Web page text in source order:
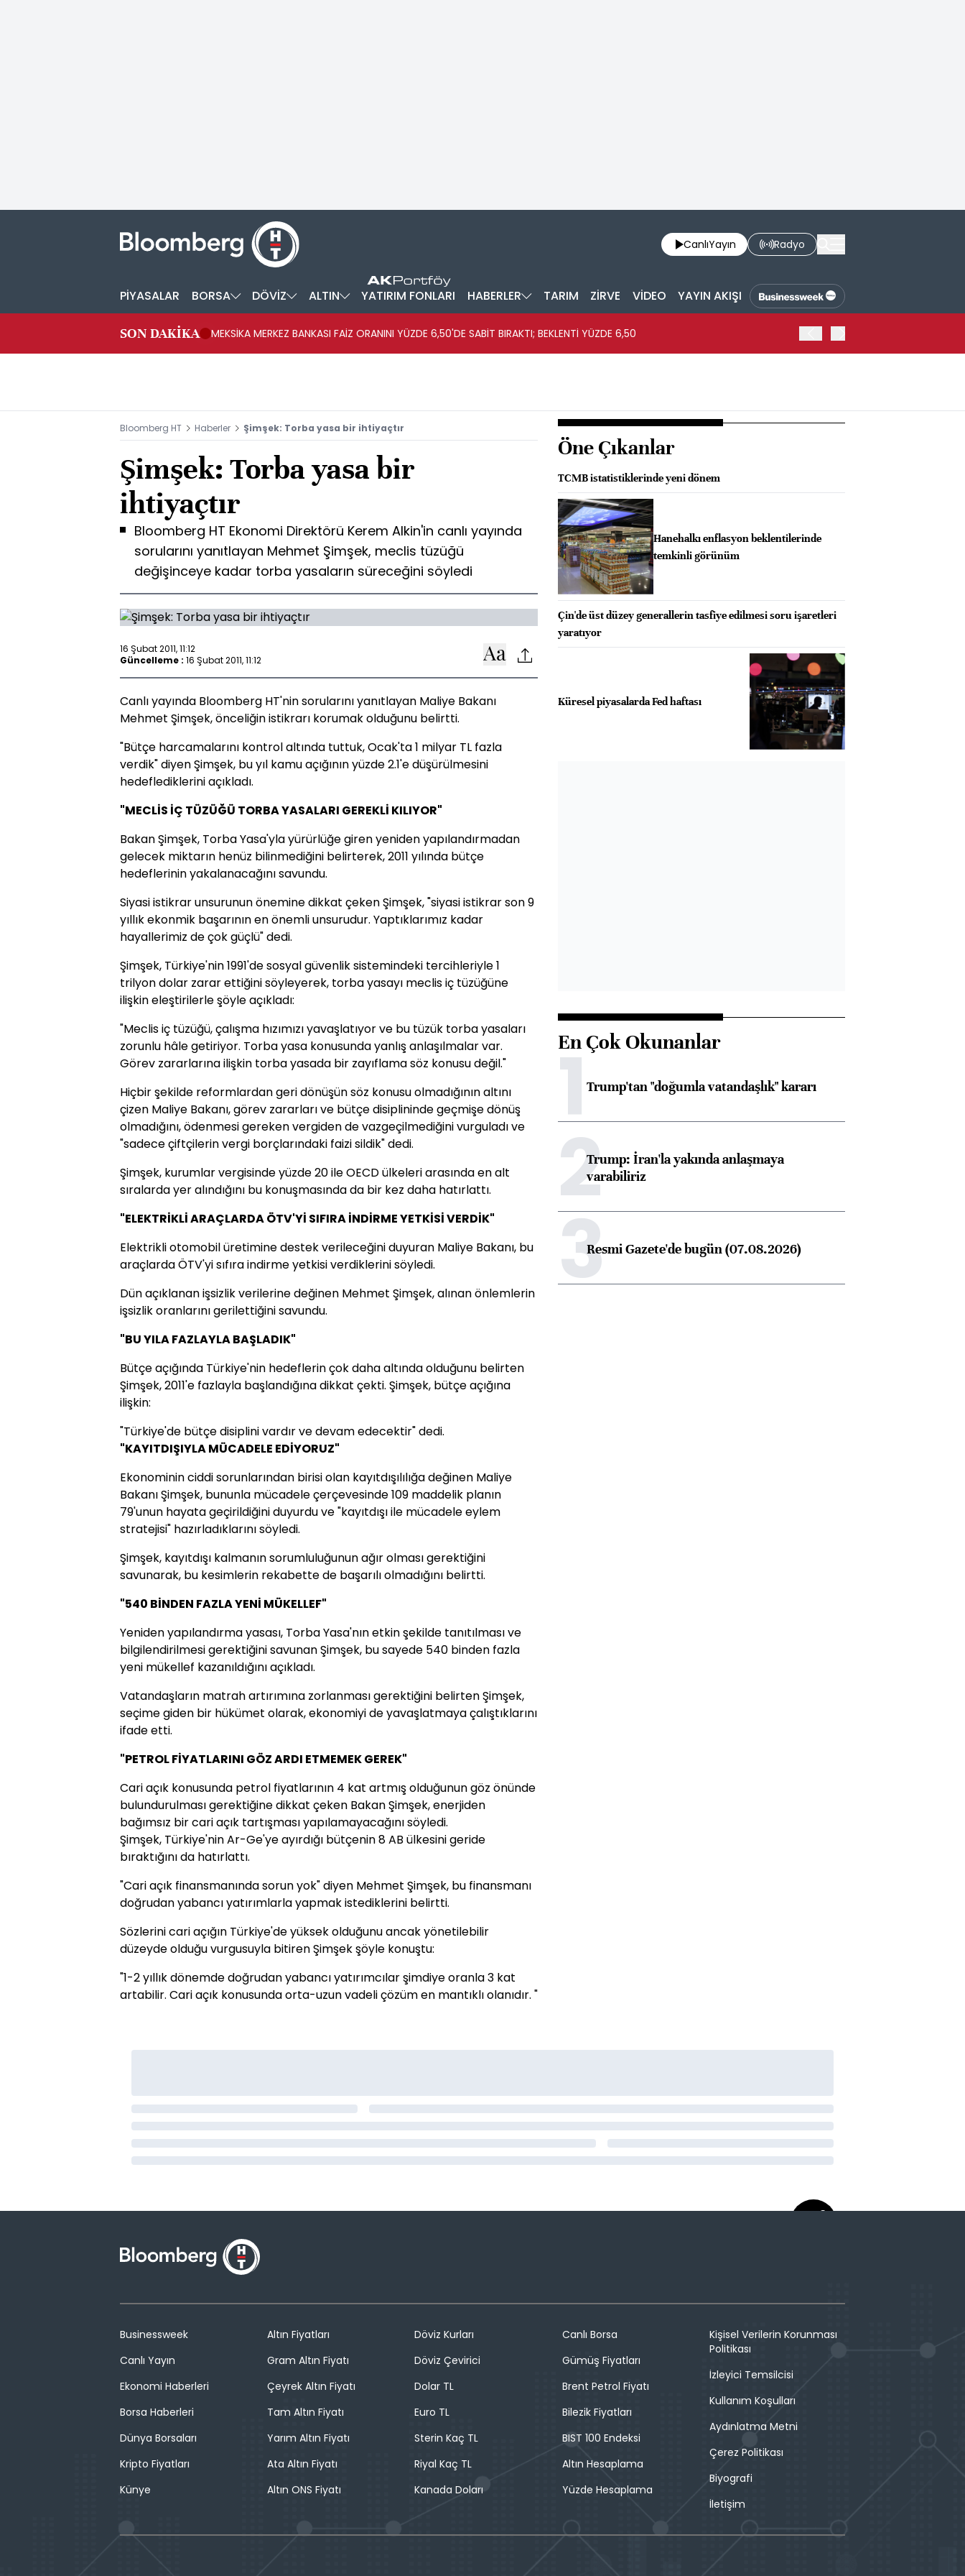
CanlıYayın Radyo
PİYASALAR BORSA DÖVİZ ALTIN YATIRIM FONLARI HABERLER TARIM ZİRVE VİDEO YAYIN AKIŞI
SON DAKİKA MEKSİKA MERKEZ BANKASI FAİZ ORANINI YÜZDE 6,50'DE SABİT BIRAKTI; BEKLENTİ YÜZDE 6,50
Bloomberg HT Haberler Şimşek: Torba yasa bir ihtiyaçtır
Şimşek: Torba yasa bir
ihtiyaçtır
Bloomberg HT Ekonomi Direktörü Kerem Alkin'in canlı yayında
sorularını yanıtlayan Mehmet Şimşek, meclis tüzüğü
değişinceye kadar torba yasaların süreceğini söyledi
16 Şubat 2011, 11:12
Güncelleme : 16 Şubat 2011, 11:12
Canlı yayında Bloomberg HT'nin sorularını yanıtlayan Maliye Bakanı
Mehmet Şimşek, önceliğin istikrarı korumak olduğunu belirtti.
"Bütçe harcamalarını kontrol altında tuttuk, Ocak'ta 1 milyar TL fazla
verdik" diyen Şimşek, bu yıl kamu açığının yüzde 2.1'e düşürülmesini
hedeflediklerini açıkladı.
"MECLİS İÇ TÜZÜĞÜ TORBA YASALARI GEREKLİ KILIYOR"
Bakan Şimşek, Torba Yasa'yla yürürlüğe giren yeniden yapılandırmadan
gelecek miktarın henüz bilinmediğini belirterek, 2011 yılında bütçe
hedeflerinin yakalanacağını savundu.
Siyasi istikrar unsurunun önemine dikkat çeken Şimşek, "siyasi istikrar son 9
yıllık ekonmik başarının en önemli unsurudur. Yaptıklarımız kadar
hayallerimiz de çok güçlü" dedi.
Şimşek, Türkiye'nin 1991'de sosyal güvenlik sistemindeki tercihleriyle 1
trilyon dolar zarar ettiğini söyleyerek, torba yasayı meclis iç tüzüğüne
ilişkin eleştirilerle şöyle açıkladı:
"Meclis iç tüzüğü, çalışma hızımızı yavaşlatıyor ve bu tüzük torba yasaları
zorunlu hâle getiriyor. Torba yasa konusunda yanlış anlaşılmalar var.
Görev zararlarına ilişkin torba yasada bir zayıflama söz konusu değil."
Hiçbir şekilde reformlardan geri dönüşün söz konusu olmadığının altını
çizen Maliye Bakanı, görev zararları ve bütçe disiplininde geçmişe dönüş
olmadığını, ödenmesi gereken vergiden de vazgeçilmediğini vurguladı ve
"sadece çiftçilerin vergi borçlarındaki faizi sildik" dedi.
Şimşek, kurumlar vergisinde yüzde 20 ile OECD ülkeleri arasında en alt
sıralarda yer alındığını bu konuşmasında da bir kez daha hatırlattı.
"ELEKTRİKLİ ARAÇLARDA ÖTV'Yİ SIFIRA İNDİRME YETKİSİ VERDİK"
Elektrikli otomobil üretimine destek verileceğini duyuran Maliye Bakanı, bu
araçlarda ÖTV'yi sıfıra indirme yetkisi verdiklerini söyledi.
Dün açıklanan işsizlik verilerine değinen Mehmet Şimşek, alınan önlemlerin
işsizlik oranlarını gerilettiğini savundu.
"BU YILA FAZLAYLA BAŞLADIK"
Bütçe açığında Türkiye'nin hedeflerin çok daha altında olduğunu belirten
Şimşek, 2011'e fazlayla başlandığına dikkat çekti. Şimşek, bütçe açığına
ilişkin:
"Türkiye'de bütçe disiplini vardır ve devam edecektir" dedi.
"KAYITDIŞIYLA MÜCADELE EDİYORUZ"
Ekonominin ciddi sorunlarından birisi olan kayıtdışılılığa değinen Maliye
Bakanı Şimşek, bununla mücadele çerçevesinde 109 maddelik planın
79'unun hayata geçirildiğini duyurdu ve "kayıtdışı ile mücadele eylem
stratejisi" hazırladıklarını söyledi.
Şimşek, kayıtdışı kalmanın sorumluluğunun ağır olması gerektiğini
savunarak, bu kesimlerin rekabette de başarılı olmadığını belirtti.
"540 BİNDEN FAZLA YENİ MÜKELLEF"
Yeniden yapılandırma yasası, Torba Yasa'nın etkin şekilde tanıtılması ve
bilgilendirilmesi gerektiğini savunan Şimşek, bu sayede 540 binden fazla
yeni mükellef kazanıldığını açıkladı.
Vatandaşların matrah artırımına zorlanması gerektiğini belirten Şimşek,
seçime giden bir hükümet olarak, ekonomiyi de yavaşlatmaya çalıştıklarını
ifade etti.
"PETROL FİYATLARINI GÖZ ARDI ETMEMEK GEREK"
Cari açık konusunda petrol fiyatlarının 4 kat artmış olduğunun göz önünde
bulundurulması gerektiğine dikkat çeken Bakan Şimşek, enerjiden
bağımsız bir cari açık tartışması yapılamayacağını söyledi.
Şimşek, Türkiye'nin Ar-Ge'ye ayırdığı bütçenin 8 AB ülkesini geride
bıraktığını da hatırlattı.
"Cari açık finansmanında sorun yok" diyen Mehmet Şimşek, bu finansmanı
doğrudan yabancı yatırımlarla yapmak istediklerini belirtti.
Sözlerini cari açığın Türkiye'de yüksek olduğunu ancak yönetilebilir
düzeyde olduğu vurgusuyla bitiren Şimşek şöyle konuştu:
"1-2 yıllık dönemde doğrudan yabancı yatırımcılar şimdiye oranla 3 kat
artabilir. Cari açık konusunda orta-uzun vadeli çözüm en mantıklı olanıdır. "
Öne Çıkanlar
TCMB istatistiklerinde yeni dönem
Hanehalkı enflasyon beklentilerinde
temkinli görünüm
Çin'de üst düzey generallerin tasfiye edilmesi soru işaretleri
yaratıyor
Küresel piyasalarda Fed haftası
En Çok Okunanlar
1Trump'tan "doğumla vatandaşlık" kararı
2Trump: İran'la yakında anlaşmaya
varabiliriz
3Resmi Gazete'de bugün (07.08.2026)
Businessweek
Canlı Yayın
Ekonomi Haberleri
Borsa Haberleri
Dünya Borsaları
Kripto Fiyatları
Künye
Altın Fiyatları
Gram Altın Fiyatı
Çeyrek Altın Fiyatı
Tam Altın Fiyatı
Yarım Altın Fiyatı
Ata Altın Fiyatı
Altın ONS Fiyatı
Döviz Kurları
Döviz Çevirici
Dolar TL
Euro TL
Sterin Kaç TL
Riyal Kaç TL
Kanada Doları
Canlı Borsa
Gümüş Fiyatları
Brent Petrol Fiyatı
Bilezik Fiyatları
BIST 100 Endeksi
Altın Hesaplama
Yüzde Hesaplama
Kişisel Verilerin Korunması
Politikası
İzleyici Temsilcisi
Kullanım Koşulları
Aydınlatma Metni
Çerez Politikası
Biyografi
İletişim